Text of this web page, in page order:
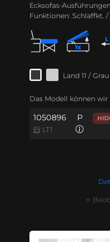
Ecksofas-
Funktionen: Schlaffkt.
Land 11 / Grau
Das Modell können
1050896
LT1
P
⭐